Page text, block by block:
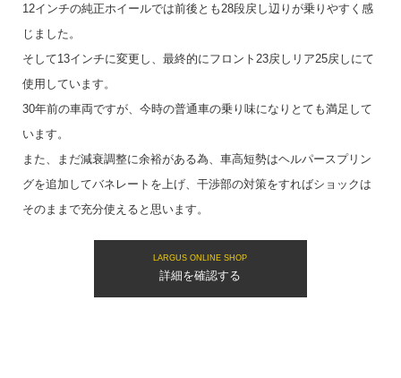
12インチの純正ホイールでは前後とも28段戻し辺りが乗りやすく感
じました。
そして13インチに変更し、最終的にフロント23戻しリア25戻しにて
使用しています。
30年前の車両ですが、今時の普通車の乗り味になりとても満足して
います。
また、まだ減衰調整に余裕がある為、車高短勢はヘルパースプリン
グを追加してバネレートを上げ、干渉部の対策をすればショックは
そのままで充分使えると思います。
LARGUS ONLINE SHOP
詳細を確認する